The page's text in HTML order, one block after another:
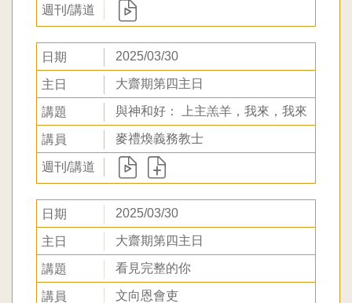
2025/03/30
大齋期第四主日
與神和好： 上主羔羊，我來，我來
麥禮煥義務教士
2025/03/30
大齋期第四主日
看見完整的你
文向恩會吏